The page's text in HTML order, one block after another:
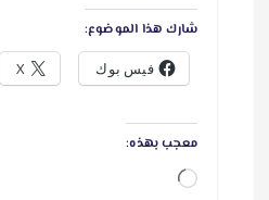
شارك هذا الموضوع:
فيس بوك X
معجب بهذه:
ج